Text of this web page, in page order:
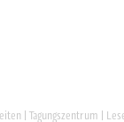
Tagungszentrum